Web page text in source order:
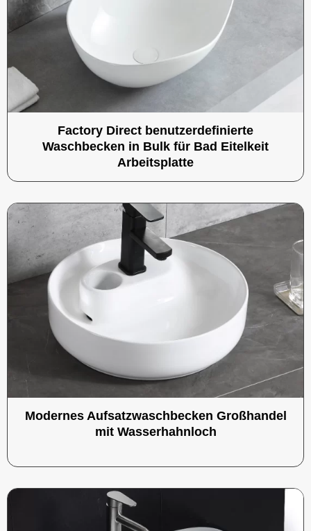
Factory Direct benutzerdefinierte
Waschbecken in Bulk für Bad Eitelkeit
Arbeitsplatte
Modernes Aufsatzwaschbecken Großhandel
mit Wasserhahnloch